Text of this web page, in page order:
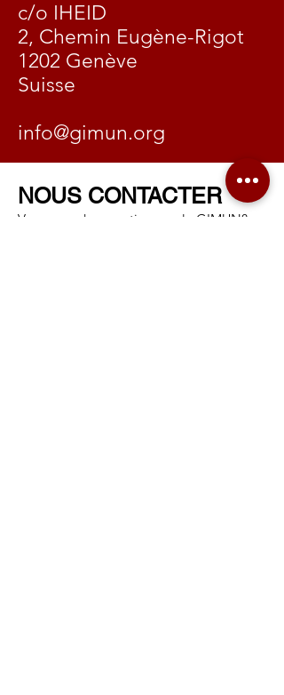
c/o IHEID
2, Chemin Eugène-Rigot
1202 Genève
Suisse
info@gimun.org
NOUS CONTACTER
Vous avez des questions sur le GIMUN?